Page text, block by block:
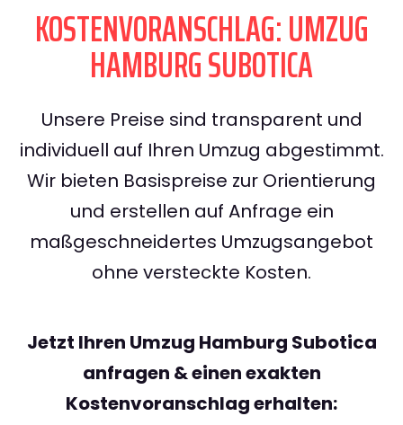
KOSTENVORANSCHLAG: UMZUG
HAMBURG SUBOTICA
Unsere Preise sind transparent und
individuell auf Ihren Umzug abgestimmt.
Wir bieten Basispreise zur Orientierung
und erstellen auf Anfrage ein
maßgeschneidertes Umzugsangebot
ohne versteckte Kosten.
Jetzt Ihren Umzug Hamburg Subotica
anfragen & einen exakten
Kostenvoranschlag erhalten: